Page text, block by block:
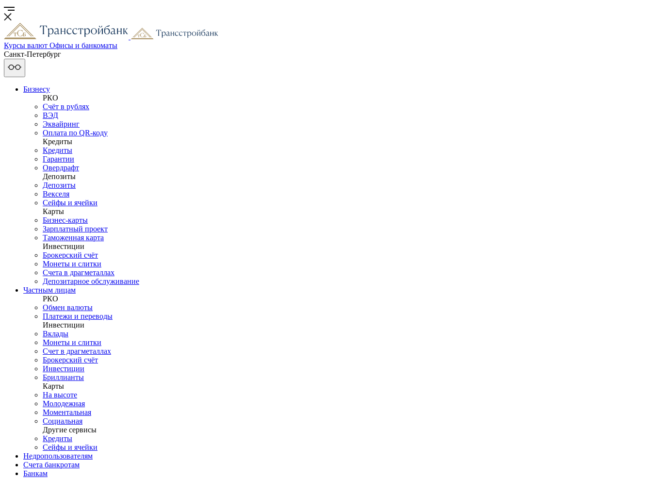
Курсы валют Офисы и банкоматы
Санкт-Петербург
Бизнесу
РКО
Счёт в рублях
ВЭД
Эквайринг
Оплата по QR-коду
Кредиты
Кредиты
Гарантии
Овердрафт
Депозиты
Депозиты
Векселя
Сейфы и ячейки
Карты
Бизнес-карты
Зарплатный проект
Таможенная карта
Инвестиции
Брокерский счёт
Монеты и слитки
Счета в драгметаллах
Депозитарное обслуживание
Частным лицам
РКО
Обмен валюты
Платежи и переводы
Инвестиции
Вклады
Монеты и слитки
Счет в драгметаллах
Брокерский счёт
Инвестиции
Бриллианты
Карты
На высоте
Молодежная
Моментальная
Социальная
Другие сервисы
Кредиты
Сейфы и ячейки
Недропользователям
Счета банкротам
Банкам